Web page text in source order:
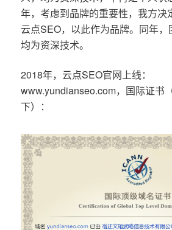
年，考虑到品牌的重要性，我方决
云点SEO，以此作为品牌。同年，
均为资深技术。
2018年，云点SEO官网上线：
www.yundianseo.com，国际证书
下）：